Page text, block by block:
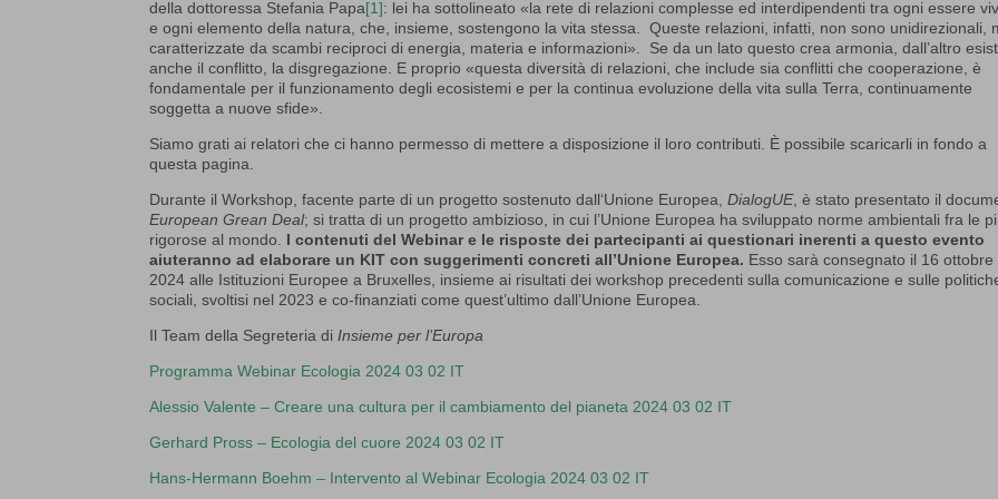
della dottoressa Stefania Papa[1]: lei ha sottolineato «la rete di relazioni complesse ed interdipendenti tra ogni essere
e ogni elemento della natura, che, insieme, sostengono la vita stessa. Queste relazioni, infatti, non sono unidirezionali,
caratterizzate da scambi reciproci di energia, materia e informazioni». Se da un lato questo crea armonia, dall’altro
anche il conflitto, la disgregazione. E proprio «questa diversità di relazioni, che include sia conflitti che cooperazione, è
fondamentale per il funzionamento degli ecosistemi e per la continua evoluzione della vita sulla Terra, continuamente
soggetta a nuove sfide».
Siamo grati ai relatori che ci hanno permesso di mettere a disposizione il loro contributi. È possibile scaricarli in fondo a
questa pagina.
Durante il Workshop, facente parte di un progetto sostenuto dall‘Unione Europea,DialogUE, è stato presentato il
European Grean Deal; si tratta di un progetto ambizioso, in cui l’Unione Europea ha sviluppato norme ambientali fra le
rigorose al mondo. I contenuti del Webinar e le risposte dei partecipanti ai questionari inerenti a questo evento
aiuteranno ad elaborare un KIT con suggerimenti concreti all’Unione Europea. Esso sarà consegnato il 16 ottobre
2024 alle Istituzioni Europee a Bruxelles, insieme ai risultati dei workshop precedenti sulla comunicazione e sulle
sociali, svoltisi nel 2023 e co-finanziati come quest’ultimo dall’Unione Europea.
Il Team della Segreteria diInsieme per l’Europa
Programma Webinar Ecologia 2024 03 02 IT
Alessio Valente – Creare una cultura per il cambiamento del pianeta 2024 03 02 IT
Gerhard Pross – Ecologia del cuore 2024 03 02 IT
Hans-Hermann Boehm – Intervento al Webinar Ecologia 2024 03 02 IT